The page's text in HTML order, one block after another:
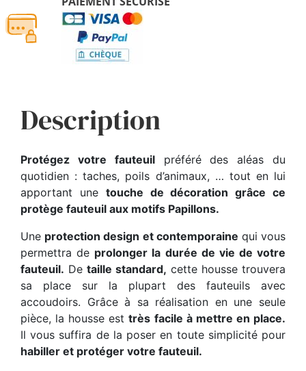
Description
Protégez votre fauteuilpréféré des aléas du
quotidien : taches, poils d’animaux, … tout en lui
apportant une touche de décoration grâce ce
protège fauteuil aux motifs Papillons.
Une protection design et contemporaine qui vous
permettra de prolonger la durée de vie de votre
fauteuil. De taille standard, cette housse trouvera
sa place sur la plupart des fauteuils avec
accoudoirs. Grâce à sa réalisation en une seule
pièce, la housse esttrès facile à mettre en place.
Il vous suffira de la poser en toute simplicité pour
habiller et protéger votre fauteuil.